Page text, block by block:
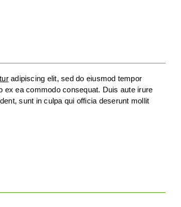
adipiscing elit, sed do eiusmod tempor
ex ea commodo consequat. Duis aute irure
sunt in culpa qui officia deserunt mollit